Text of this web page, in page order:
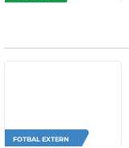
FOTBAL EXTERN